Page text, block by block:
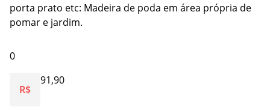
porta prato etc: Madeira de poda em área própria de
pomar e jardim.
0
R$
91,90